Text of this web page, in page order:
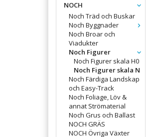
NOCH
Noch Träd och Buskar
Noch Byggnader
Noch Broar och
Viadukter
Noch Figurer
Noch Figurer skala H0
Noch Figurer skala N
Noch Färdiga Landskap
och Easy-Track
Noch Foliage, Löv &
annat Strömaterial
Noch Grus och Ballast
NOCH GRÄS
NOCH Övriga Växter